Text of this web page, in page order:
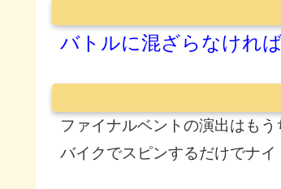
バトルに混ざらなけれ
ファイナルベントの演出はも
バイクでスピンするだけでナ